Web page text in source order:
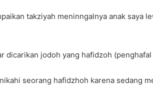
takziyah meninngalnya anak saya
dicarikan jodoh yang hafidzoh (penghafal
seorang hafidzhoh karena sedang